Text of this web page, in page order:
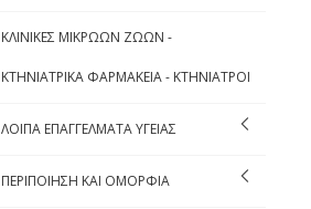
ΚΛΙΝΙΚΕΣ ΜΙΚΡΩΩΝ ΖΩΩΝ -
ΚΤΗΝΙΑΤΡΙΚΑ ΦΑΡΜΑΚΕΙΑ - ΚΤΗΝΙΑΤΡΟΙ
ΛΟΙΠΑ ΕΠΑΓΓΕΛΜΑΤΑ ΥΓΕΙΑΣ
ΠΕΡΙΠΟΙΗΣΗ ΚΑΙ ΟΜΟΡΦΙΑ